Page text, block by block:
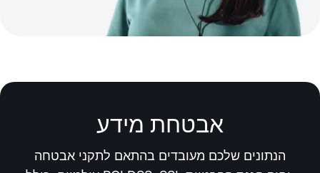
אבטחת מידע
הנתונים שלכם מעובדים בהתאם לתקני אבטחה